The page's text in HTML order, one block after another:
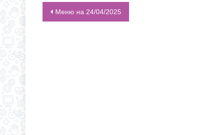
НАВИГАЦИЯ ПО ЗАПИСЯМ
Меню на 24/04/2025